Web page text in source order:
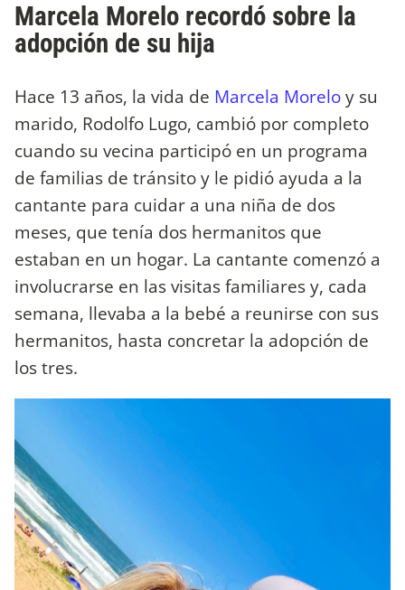
Marcela Morelo recordó sobre la
adopción de su hija
Hace 13 años, la vida de Marcela Moreloy su
marido, Rodolfo Lugo, cambió por completo
cuando su vecina participó en un programa
de familias de tránsito y le pidió ayuda a la
cantante para cuidar a una niña de dos
meses, que tenía dos hermanitos que
estaban en un hogar. La cantante comenzó a
involucrarse en las visitas familiares y, cada
semana, llevaba a la bebé a reunirse con sus
hermanitos, hasta concretar la adopción de
los tres.